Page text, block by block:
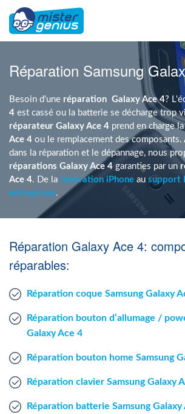
Réparations –
Magasins informatiques toutes
Particulier
Indépendant
PME
ASBL
Agent Mac
Réparation Samsung
Besoin d'une réparation Galaxy Ace 4?
4 est cassé ou la batterie se décharge trop
réparateur Galaxy Ace 4 prend en charge
Ace 4 ou le remplacement des
dans la réparation et le dépannage, nous
réparations Galaxy Ace 4 garanties par un
Ace 4. De la réparation iPhone ausupport
entreprises.
Réparation Galaxy Ace 4:
réparables:
Réparation coque Samsung Galaxy
Réparation bouton d’allumage /
Galaxy Ace 4
Réparation bouton home Samsung
Réparation clavier Samsung Galaxy
Réparation batterie Samsung Galaxy